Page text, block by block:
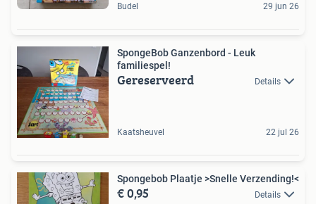
Budel 29 jun 26
SpongeBob Ganzenbord - Leuk
familiespel!
Gereserveerd Details
Kaatsheuvel 22 jul 26
Spongebob Plaatje >Snelle Verzending!<
€ 0,95 Details